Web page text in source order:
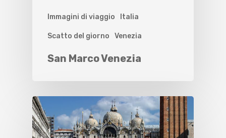
Immagini di viaggio Italia
Scatto del giorno Venezia
San Marco Venezia